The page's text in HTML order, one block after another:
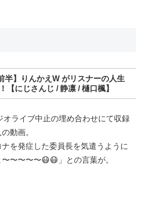
半】りんかえW がリスナーの人生
【にじさんじ / 静凛 / 樋口楓】
オライブ中止の埋め合わせにて収録
動画。
を発症した委員長を気遣うように
〜〜〜〜〜😷😷」との言葉が。